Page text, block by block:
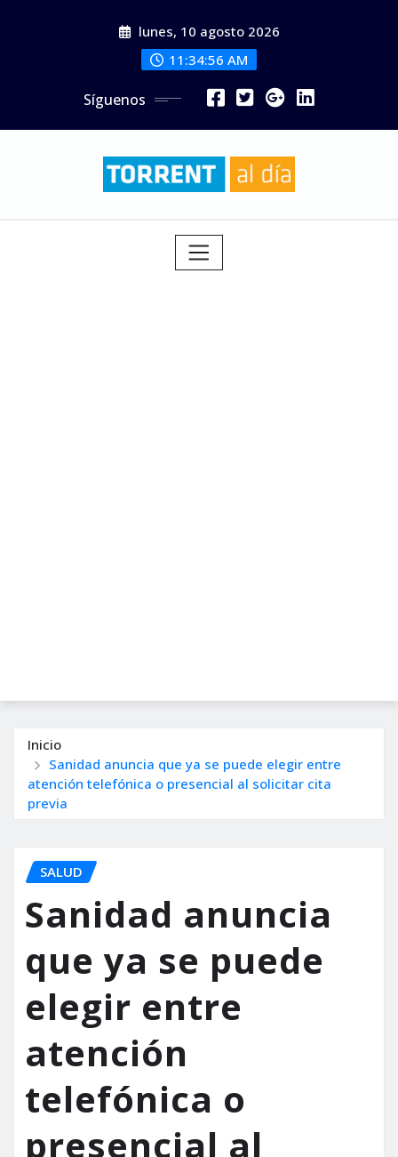
lunes, 10 agosto 2026
11:34:58 AM
Síguenos
Inicio
Sanidad anuncia que ya se puede elegir entre
atención telefónica o presencial al solicitar cita
previa
SALUD
Sanidad anuncia
que ya se puede
elegir entre
atención
telefónica o
presencial al